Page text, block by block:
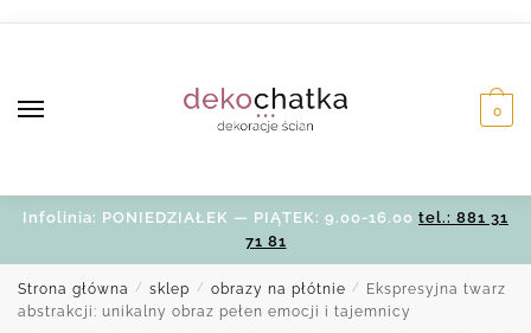
0
Infolinia: PONIEDZIAŁEK — PIĄTEK: 9.00-16.00 tel.: 881 31
71 81
Strona główna / sklep / obrazy na płótnie /
Ekspresyjna twarz
abstrakcji: unikalny obraz pełen emocji i tajemnicy